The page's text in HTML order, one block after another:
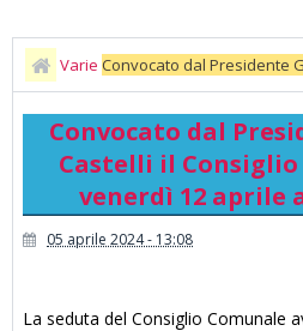
Varie Convocato dal Presidente
Comunale per venerdì 12 aprile alle ore
Convocato dal
Castelli il
venerdì 12 aprile
05 aprile 2024 - 13:08
La seduta del Consiglio Comunale